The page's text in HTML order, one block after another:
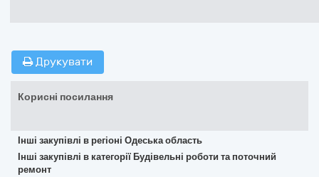
Друкувати
Корисні посилання
Інші закупівлі в регіоні Одеська область
Інші закупівлі в категорії Будівельні роботи та поточний
ремонт